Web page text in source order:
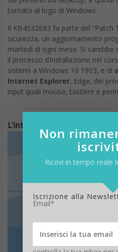
tornato al logo di Windows.
Il KB4532693 fa parte del “Patch
sicurezza, un aggiornamento
martedì di ogni mese. Si
il processo d’installazione nel
sistemi a Windows 10 1903, e di
Internet Explorer, Edge, dei
input quali mouse, tastiere e
L’intervento di Microsoft
Non
Ricevi in tempo reale
Iscrizione alla
Email*